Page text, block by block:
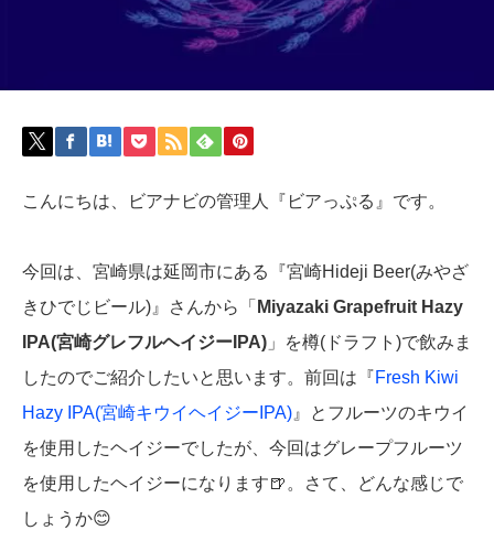
こんにちは、ビアナビの管理人『ビアっぷる』です。
今回は、宮崎県は延岡市にある『宮崎Hideji Beer(みやざ
きひでじビール)』さんから「 Miyazaki Grapefruit Hazy
IPA(宮崎グレフルヘイジーIPA) 」を樽(ドラフト)で飲みま
したのでご紹介したいと思います。前回は『Fresh Kiwi
Hazy IPA(宮崎キウイヘイジーIPA) 』とフルーツのキウイ
を使用したヘイジーでしたが、今回はグレープフルーツ
を使用したヘイジーになります🍺。さて、どんな感じで
しょうか😊